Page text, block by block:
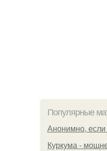
Популярные
Анонимно, если
Куркума -